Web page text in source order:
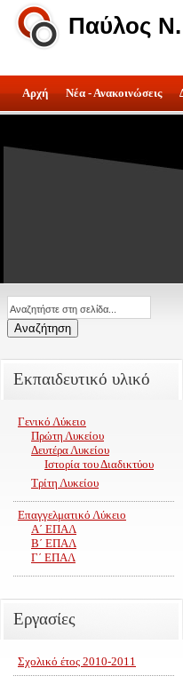
Παύλος
Αρχή Νέα - Ανακοινώσεις
Εκπαιδευτικό υλικό
Γενικό Λύκειο
Πρώτη Λυκείου
Δευτέρα Λυκείου
Ιστορία του Διαδικτύου
Τρίτη Λυκείου
Επαγγελματικό Λύκειο
Α΄ ΕΠΑΛ
Β΄ ΕΠΑΛ
Γ΄ ΕΠΑΛ
Εργασίες
Σχολικό έτος 2010-2011